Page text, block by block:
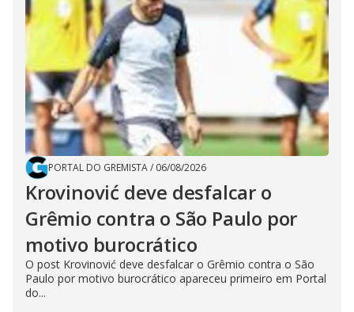
PORTAL DO GREMISTA/ 06/08/2026
Krovinović deve desfalcar o
Grêmio contra o São Paulo por
motivo burocrático
O post Krovinović deve desfalcar o Grêmio contra o São
Paulo por motivo burocrático apareceu primeiro em Portal
do...